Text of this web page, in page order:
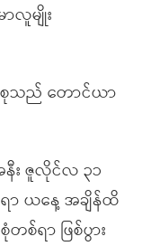
လူမျိုး
းစုသည် တောင်ယာ
နီး ဇူလိုင်လ ၃၁
ာ ယနေ့ အချိန်ထိ
စ်ရာ ဖြစ်ပွား